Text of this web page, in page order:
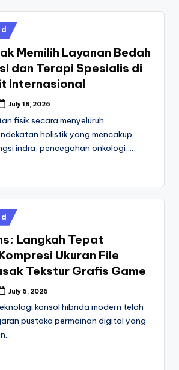
Memilih Layanan Bedah
dan Terapi Spesialis di
Internasional
July 18, 2026
fisik secara menyeluruh
holistik yang mencakup
indra, pencegahan onkologi,…
Langkah Tepat
Ukuran File
Tekstur Grafis Game
July 6, 2026
konsol hibrida modern telah
pustaka permainan digital yang